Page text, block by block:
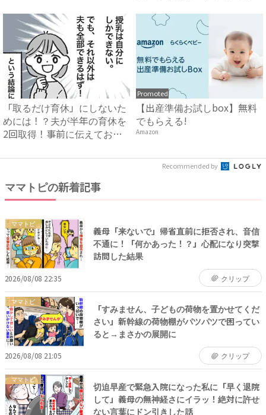
「取るだけ育休」にしないた
めには！？夫が半年の育休を
2回取得！事前に伝えておい
Promoted
【出産準備お試しbox】無料
でもらえる!
Amazon
Recommended by
ママトピの新着記事
ママトピ
義母「来ないで」帰省直前に拒否され、音信
不通に！「何かあった！？」心配になり突撃
訪問した結果
2026/08/08 22:35 クリップ
ママトピ
「すみません、子どもの荷物を置かせてくだ
さい」新幹線の荷物棚がパツパツで困ってい
ると→まさかの展開に
2026/08/08 21:05 クリップ
ママトピ
切迫早産で緊急入院になった私に「早く退院
して」義母の無神経さにイラッ！絶対に許せ
ない言葉にドン引きした話